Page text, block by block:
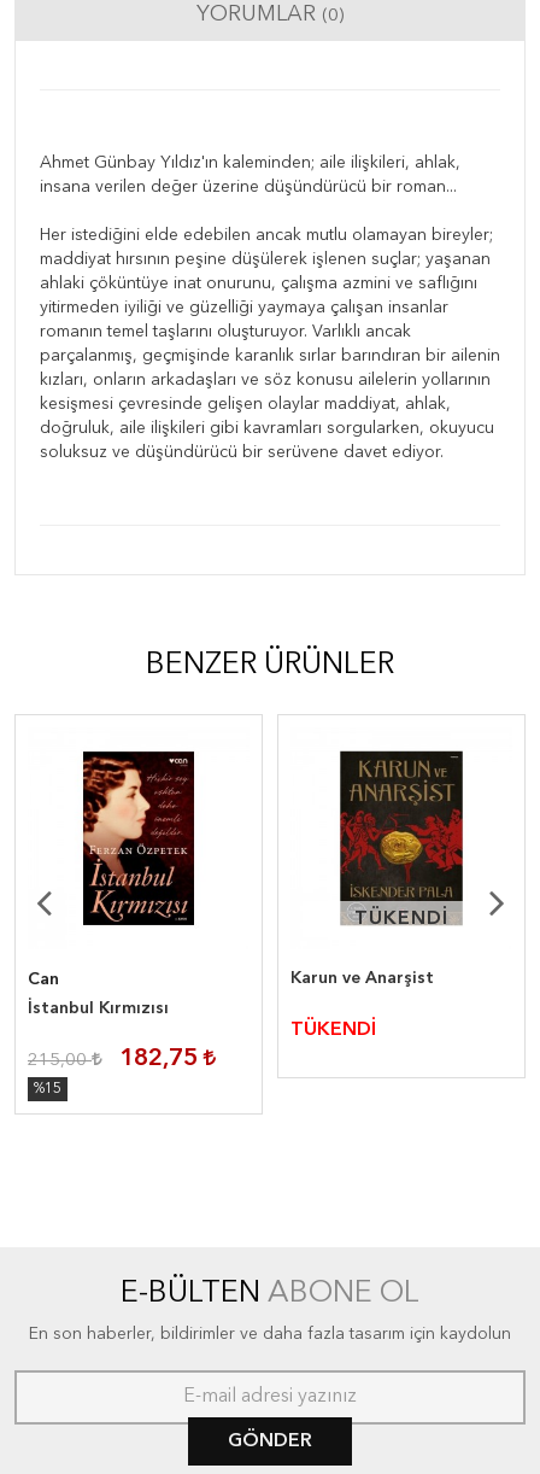
YORUMLAR (0)
Ahmet Günbay Yıldız'ın kaleminden; aile ilişkileri, ahlak,
insana verilen değer üzerine düşündürücü bir roman...
Her istediğini elde edebilen ancak mutlu olamayan bireyler;
maddiyat hırsının peşine düşülerek işlenen suçlar; yaşanan
ahlaki çöküntüye inat onurunu, çalışma azmini ve saflığını
yitirmeden iyiliği ve güzelliği yaymaya çalışan insanlar
romanın temel taşlarını oluşturuyor. Varlıklı ancak
parçalanmış, geçmişinde karanlık sırlar barındıran bir ailenin
kızları, onların arkadaşları ve söz konusu ailelerin yollarının
kesişmesi çevresinde gelişen olaylar maddiyat, ahlak,
doğruluk, aile ilişkileri gibi kavramları sorgularken, okuyucu
soluksuz ve düşündürücü bir serüvene davet ediyor.
BENZER ÜRÜNLER
Can
İstanbul Kırmızısı
215,00 182,75
%15
TÜKENDİ
TÜKENDİ
Karun ve Anarşist
TÜKENDİ
E-BÜLTEN ABONE OL
En son haberler, bildirimler ve daha fazla tasarım için kaydolun
GÖNDER